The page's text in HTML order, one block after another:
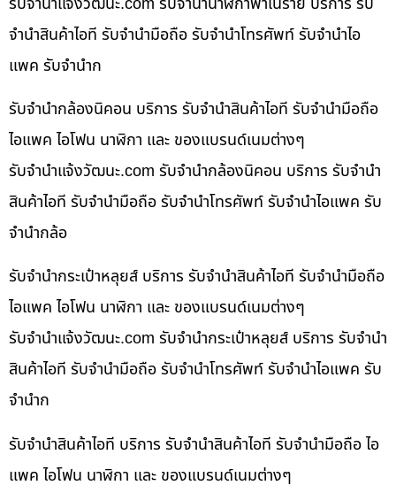
จำนำสินค้าไอที รับจำนำมือถือ รับจำนำโทรศัพท์ รับจำนำไอ
แพค รับจำนำก
รับจำนำกล้องนิคอน บริการ รับจำนำสินค้าไอที รับจำนำมือถือ
ไอแพค ไอโฟน นาฬิกา และ ของแบรนด์เนมต่างๆ
รับจํานําแจ้งวัฒนะ.com รับจำนำกล้องนิคอน บริการ รับจำนำ
สินค้าไอที รับจำนำมือถือ รับจำนำโทรศัพท์ รับจำนำไอแพค รับ
จำนำกล้อ
รับจำนำกระเป๋าหลุยส์ บริการ รับจำนำสินค้าไอที รับจำนำมือถือ
ไอแพค ไอโฟน นาฬิกา และ ของแบรนด์เนมต่างๆ
รับจํานําแจ้งวัฒนะ.com รับจำนำกระเป๋าหลุยส์ บริการ รับจำนำ
สินค้าไอที รับจำนำมือถือ รับจำนำโทรศัพท์ รับจำนำไอแพค รับ
จำนำก
รับจำนำสินค้าไอที บริการ รับจำนำสินค้าไอที รับจำนำมือถือ ไอ
แพค ไอโฟน นาฬิกา และ ของแบรนด์เนมต่างๆ